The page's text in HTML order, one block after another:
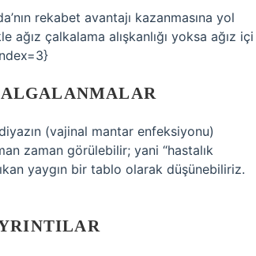
rekabet avantajı kazanmasına yol
çalkalama alışkanlığı yoksa ağız içi
(vajinal mantar enfeksiyonu)
zaman görülebilir; yani “hastalık
yaygın bir tablo olarak düşünebiliriz.